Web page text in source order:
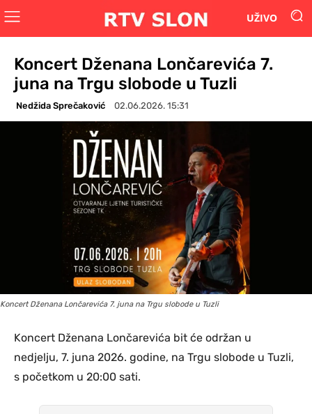
UŽIVO
Koncert Dženana Lončarevića 7.
juna na Trgu slobode u Tuzli
Nedžida Sprečaković 02.06.2026. 15:31
Koncert Dženana Lončarevića 7. juna na Trgu slobode u Tuzli
Koncert Dženana Lončarevića bit će održan u
nedjelju, 7. juna 2026. godine, na Trgu slobode u Tuzli,
s početkom u 20:00 sati.